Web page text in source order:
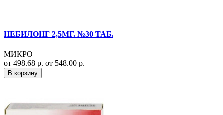
НЕБИЛОНГ 2,5МГ. №30 ТАБ.
МИКРО
от 498.68 р. от 548.00 р.
В корзину